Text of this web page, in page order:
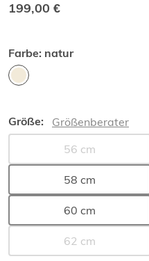
199,00 €
Farbe: natur
Größe:
Größenberater
56 cm
58 cm
60 cm
62 cm